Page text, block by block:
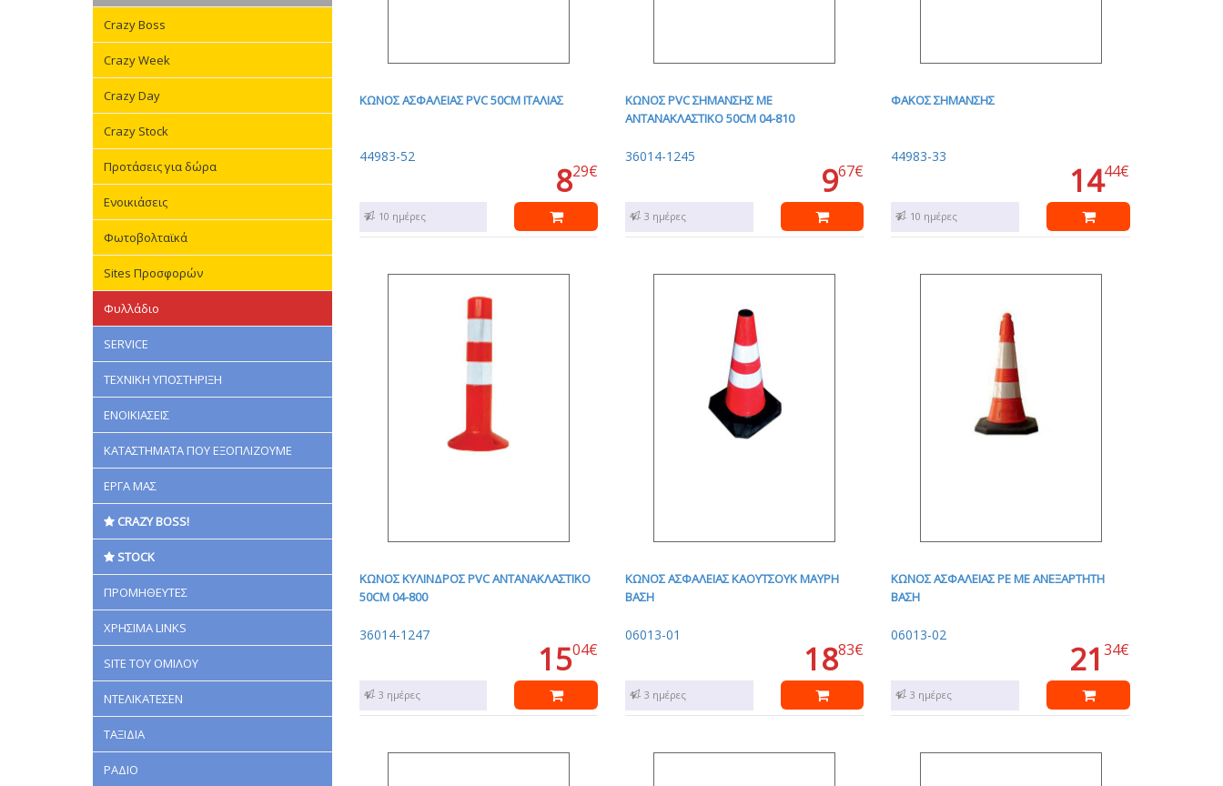
Crazy Boss
Crazy Week
Crazy Day
Crazy Stock
Προτάσεις για δώρα
Ενοικιάσεις
Φωτοβολταϊκά
Sites Προσφορών
Φυλλάδιο
SERVICE
ΤΕΧΝΙΚΗ ΥΠΟΣΤΗΡΙΞΗ
ΕΝΟΙΚΙΑΣΕΙΣ
ΚΑΤΑΣΤΗΜΑΤΑ ΠΟΥ ΕΞΟΠΛΙΖΟΥΜΕ
ΕΡΓΑ ΜΑΣ
CRAZY BOSS!
STOCK
ΠΡΟΜΗΘΕΥΤΕΣ
ΧΡΗΣΙΜΑ LINKS
SITE ΤΟΥ ΟΜΙΛΟΥ
ΝΤΕΛΙΚΑΤΕΣΕΝ
ΤΑΞΙΔΙΑ
ΡΑΔΙΟ
ΚΩΝΟΣ ΑΣΦΑΛΕΙΑΣ PVC 50CM ΙΤΑΛΙΑΣ
44983-52
829€
7 - 10 ημέρες
ΚΩΝΟΣ PVC ΣΗΜΑΝΣΗΣ ΜΕ
ΑΝΤΑΝΑΚΛΑΣΤΙΚΟ 50CM 04-810
36014-1245
967€
1 - 3 ημέρες
ΦΑΚΟΣ ΣΗΜΑΝΣΗΣ
44983-33
1444€
7 - 10 ημέρες
ΚΩΝΟΣ ΚΥΛΙΝΔΡΟΣ PVC ΑΝΤΑΝΑΚΛΑΣΤΙΚΟ
50CM 04-800
36014-1247
1504€
1 - 3 ημέρες
ΚΩΝΟΣ ΑΣΦΑΛΕΙΑΣ ΚΑΟΥΤΣΟΥΚ ΜΑΥΡΗ
ΒΑΣΗ
06013-01
1883€
1 - 3 ημέρες
ΚΩΝΟΣ ΑΣΦΑΛΕΙΑΣ PE ΜΕ ΑΝΕΞΑΡΤΗΤΗ
ΒΑΣΗ
06013-02
2134€
1 - 3 ημέρες